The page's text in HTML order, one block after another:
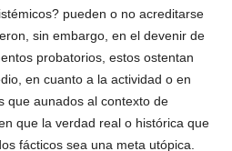
pueden o no acreditarse
sin embargo, en el devenir de
probatorios, estos ostentan
en cuanto a la actividad o en
que aunados al contexto de
que la verdad real o histórica que
fácticos sea una meta utópica.